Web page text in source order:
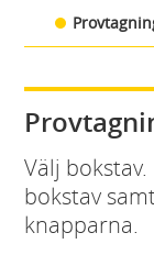
Välj
bokstav
knapparna.